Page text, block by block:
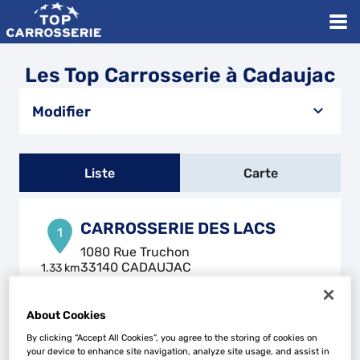
Les Top Carrosserie à Cadaujac
Modifier
Liste Carte
1
1.33 km
CARROSSERIE DES LACS
1080 Rue Truchon
33140 CADAUJAC
Voir plus
About Cookies
By clicking “Accept All Cookies”, you agree to the storing of cookies on
your device to enhance site navigation, analyze site usage, and assist in